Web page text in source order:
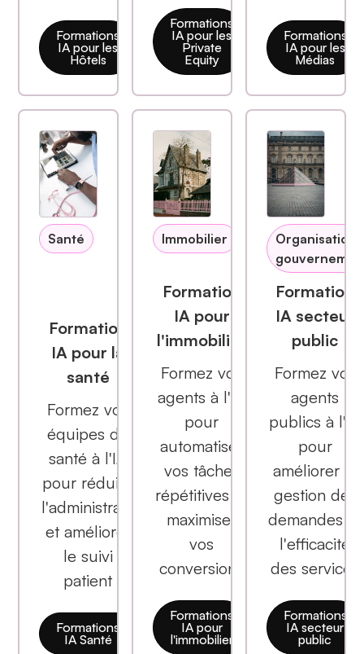
Formations
IA pour les
Hôtels
Formations
IA pour les
Private
Equity
Formations
IA pour les
Médias
Santé
Formation
IA pour la
santé
Formez vos
équipes de
santé à l'IA
pour réduire
l'administratif
et améliorer
le suivi
patient
Formations
IA Santé
Immobilier
Formation
IA pour
l'immobilier
Formez vos
agents à l'IA
pour
automatiser
vos tâches
répétitives et
maximiser
vos
conversions
Formations
IA pour
l'immobilier
Organisations
Formation
IA secteur
public
Formez vos
agents
publics à l'IA
pour
améliorer la
gestion des
demandes et
l'efficacité
des services
Formations
IA secteur
public